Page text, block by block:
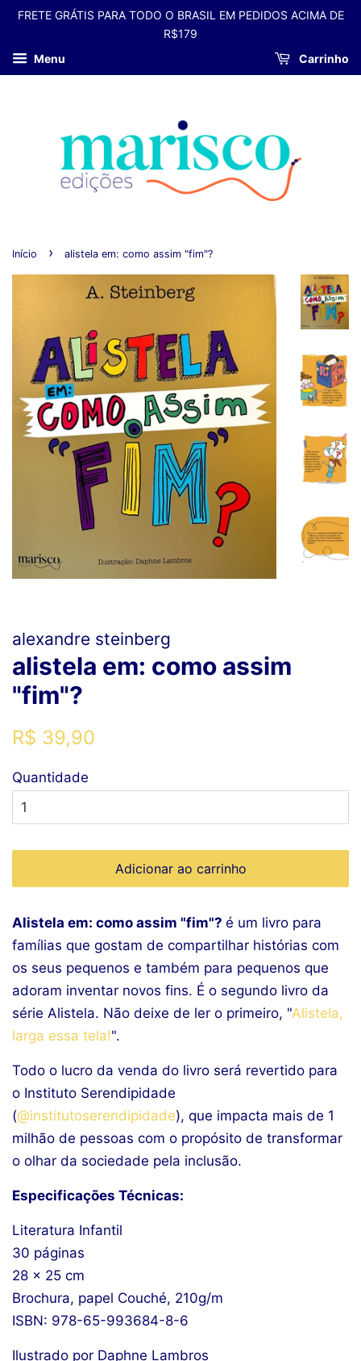
FRETE GRÁTIS PARA TODO O BRASIL EM PEDIDOS ACIMA DE
R$179
Menu
Carrinho
Início › alistela em: como assim "fim"?
alexandre steinberg
alistela em: como assim
"fim"?
Preço
R$ 39,90
Quantidade
Adicionar ao carrinho
Alistela em: como assim "fim"? é um livro para
famílias que gostam de compartilhar histórias com
os seus pequenos e também para pequenos que
adoram inventar novos fins. É o segundo livro da
série Alistela. Não deixe de ler o primeiro, "Alistela,
larga essa tela!".
Todo o lucro da venda do livro será revertido para
o Instituto Serendipidade
(@institutoserendipidade), que impacta mais de 1
milhão de pessoas com o propósito de transformar
o olhar da sociedade pela inclusão.
Especificações Técnicas:
Literatura Infantil
30 páginas
28 x 25 cm
Brochura, papel Couché, 210g/m
ISBN: 978-65-993684-8-6
Ilustrado por Daphne Lambros